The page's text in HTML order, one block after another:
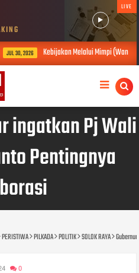
LIVE
30, 2026 Kebijakan Melalui Mimpi (Wangsit)
ingatkan Pj Wali
Pentingnya
PERISTIWA PILKADA POLITIK SOLOK RAYA
0